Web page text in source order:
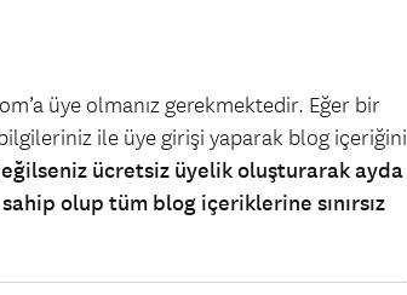
üye olmanız gerekmektedir. Eğer bir
ile üye girişi yaparak blog içeriğini
ücretsiz üyelik oluşturarak ayda
olup tüm blog içeriklerine sınırsız